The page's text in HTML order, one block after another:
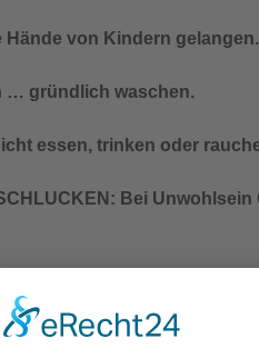
Hände von Kindern gelangen.
… gründlich waschen.
essen, trinken oder
Bei
den örtlichen